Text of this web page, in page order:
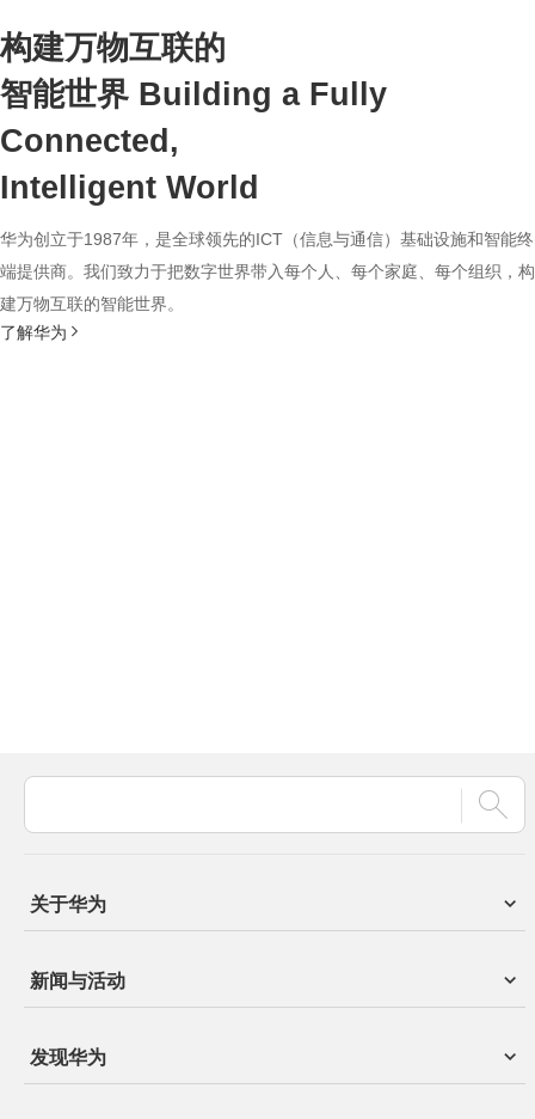
构建万物互联的
智能世界 Building a Fully
Connected,
Intelligent World
华为创立于1987年，是全球领先的ICT（信息与通信）基础设施和智能终
端提供商。我们致力于把数字世界带入每个人、每个家庭、每个组织，构
建万物互联的智能世界。
了解华为
关于华为
新闻与活动
发现华为